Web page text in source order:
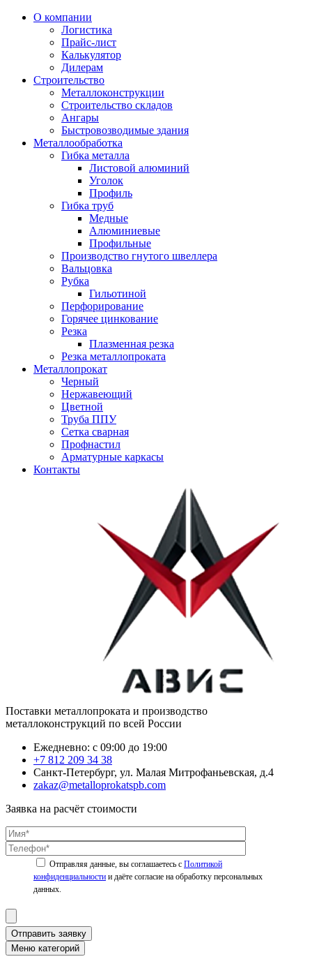
О компании
Логистика
Прайс-лист
Калькулятор
Дилерам
Строительство
Металлоконструкции
Строительство складов
Ангары
Быстровозводимые здания
Металлообработка
Гибка металла
Листовой алюминий
Уголок
Профиль
Гибка труб
Медные
Алюминиевые
Профильные
Производство гнутого швеллера
Вальцовка
Рубка
Гильотиной
Перфорирование
Горячее цинкование
Резка
Плазменная резка
Резка металлопроката
Металлопрокат
Черный
Нержавеющий
Цветной
Труба ППУ
Сетка сварная
Профнастил
Арматурные каркасы
Контакты
Поставки металлопроката и производство
металлоконструкций по всей России
Ежедневно: с 09:00 до 19:00
+7 812 209 34 38
Санкт-Петербург, ул. Малая Митрофаньевская, д.4
zakaz@metalloprokatspb.com
Заявка на расчёт стоимости
Политикой
конфиденциальности
Отправить заявку
Меню категорий